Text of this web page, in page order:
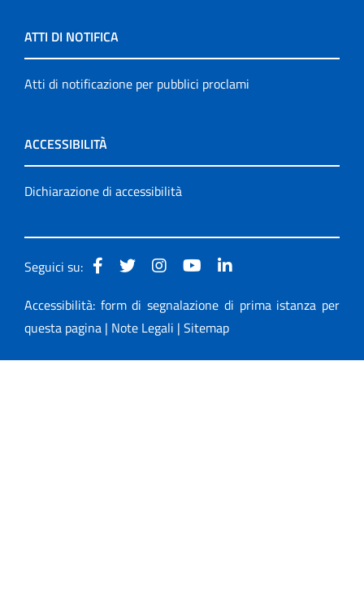
ATTI DI NOTIFICA
Atti di notificazione per pubblici proclami
ACCESSIBILITÀ
Dichiarazione di accessibilità
Seguici su:
Accessibilità: form di segnalazione di prima istanza per
questa pagina | Note Legali | Sitemap